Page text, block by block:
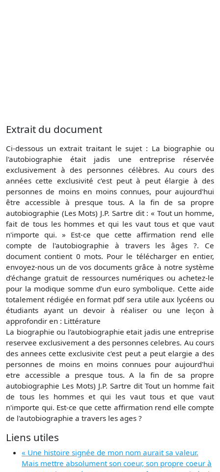
Extrait du document
Ci-dessous un extrait traitant le sujet : La biographie ou
l'autobiographie était jadis une entreprise réservée
exclusivement à des personnes célèbres. Au cours des
années cette exclusivité c'est peut à peut élargie à des
personnes de moins en moins connues, pour aujourd'hui
être accessible à presque tous. A la fin de sa propre
autobiographie (Les Mots) J.P. Sartre dit : « Tout un homme,
fait de tous les hommes et qui les vaut tous et que vaut
n'importe qui. » Est-ce que cette affirmation rend elle
compte de l'autobiographie à travers les âges ?. Ce
document contient 0 mots. Pour le télécharger en entier,
envoyez-nous un de vos documents grâce à notre système
d’échange gratuit de ressources numériques ou achetez-le
pour la modique somme d’un euro symbolique. Cette aide
totalement rédigée en format pdf sera utile aux lycéens ou
étudiants ayant un devoir à réaliser ou une leçon à
approfondir en : Littérature
La biographie ou l'autobiographie etait jadis une entreprise
reservee exclusivement a des personnes celebres. Au cours
des annees cette exclusivite c'est peut a peut elargie a des
personnes de moins en moins connues pour aujourd'hui
etre accessible a presque tous. A la fin de sa propre
autobiographie Les Mots) J.P. Sartre dit Tout un homme fait
de tous les hommes et qui les vaut tous et que vaut
n'importe qui. Est-ce que cette affirmation rend elle compte
de l'autobiographie a travers les ages ?
Liens utiles
« Une histoire signée de mon nom aurait sa valeur.
Mais mettre absolument son coeur, son propre coeur à